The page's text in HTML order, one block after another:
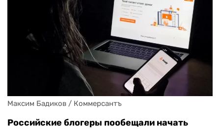
Максим Бадиков / Коммерсантъ
Российские блогеры пообещали начать